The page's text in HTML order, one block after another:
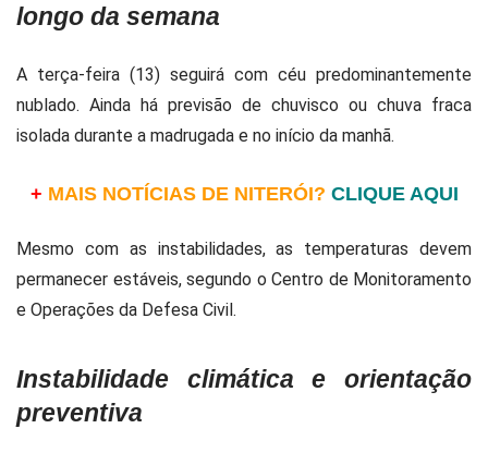
longo da semana
A terça-feira (13) seguirá com céu predominantemente
nublado. Ainda há previsão de chuvisco ou chuva fraca
isolada durante a madrugada e no início da manhã.
+ MAIS NOTÍCIAS DE NITERÓI? CLIQUE AQUI
Mesmo com as instabilidades, as temperaturas devem
permanecer estáveis, segundo o Centro de Monitoramento
e Operações da Defesa Civil.
Instabilidade climática e orientação
preventiva